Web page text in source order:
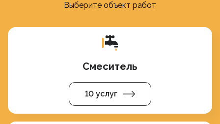
Выберите объект работ
Смеситель
10 услуг